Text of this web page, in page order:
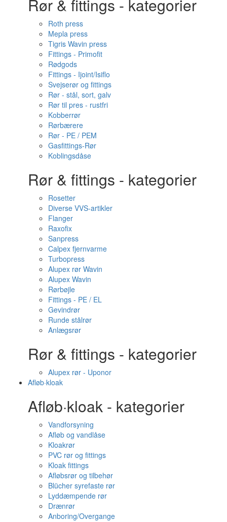
Rør & fittings - kategorier
Roth press
Mepla press
Tigris Wavin press
Fittings - Primofit
Rødgods
Fittings - Ijoint/Isiflo
Svejserør og fittings
Rør - stål, sort, galv
Rør til pres - rustfri
Kobberrør
Rørbærere
Rør - PE / PEM
Gasfittings-Rør
Koblingsdåse
Rør & fittings - kategorier
Rosetter
Diverse VVS-artikler
Flanger
Raxofix
Sanpress
Calpex fjernvarme
Turbopress
Alupex rør Wavin
Alupex Wavin
Rørbøjle
Fittings - PE / EL
Gevindrør
Runde stålrør
Anlægsrør
Rør & fittings - kategorier
Alupex rør - Uponor
Afløb·kloak
Afløb·kloak - kategorier
Vandforsyning
Afløb og vandlåse
Kloakrør
PVC rør og fittings
Kloak fittings
Afløbsrør og tilbehør
Blücher syrefaste rør
Lyddæmpende rør
Drænrør
Anboring/Overgange